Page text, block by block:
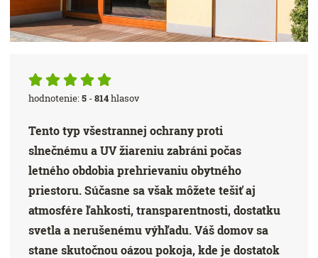
hodnotenie:5 -814hlasov
Tento typ všestrannej ochrany proti
slnečnému a UV žiareniu zabráni počas
letného obdobia prehrievaniu obytného
priestoru. Súčasne sa však môžete tešiť aj
atmosfére ľahkosti, transparentnosti, dostatku
svetla a nerušenému výhľadu. Váš domov sa
stane skutočnou oázou pokoja, kde je dostatok